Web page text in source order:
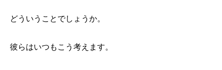
どういうことでしょうか。
彼らはいつもこう考えます。